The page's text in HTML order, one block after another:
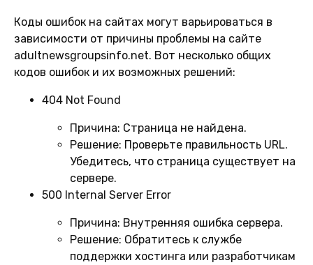
Коды ошибок на сайтах могут варьироваться в
зависимости от причины проблемы на сайте
adultnewsgroupsinfo.net. Вот несколько общих
кодов ошибок и их возможных решений:
404 Not Found
Причина: Страница не найдена.
Решение: Проверьте правильность URL.
Убедитесь, что страница существует на
сервере.
500 Internal Server Error
Причина: Внутренняя ошибка сервера.
Решение: Обратитесь к службе
поддержки хостинга или разработчикам